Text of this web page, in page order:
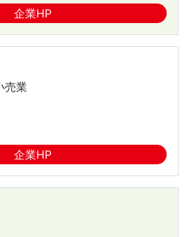
企業HP
売業
企業HP